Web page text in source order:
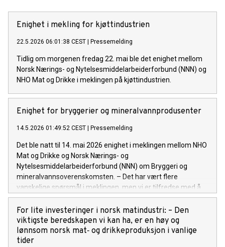
Enighet i mekling for kjøttindustrien
22.5.2026 06:01:38 CEST Pressemelding
Tidlig om morgenen fredag 22. mai ble det enighet mellom
Norsk Nærings- og Nytelsesmiddelarbeiderforbund (NNN) og
NHO Mat og Drikke i meklingen på kjøttindustrien.
Enighet for bryggerier og mineralvannprodusenter
14.5.2026 01:49:52 CEST Pressemelding
Det ble natt til 14. mai 2026 enighet i meklingen mellom NHO
Mat og Drikke og Norsk Nærings- og
Nytelsesmiddelarbeiderforbund (NNN) om Bryggeri og
mineralvannsoverenskomsten. – Det har vært flere
vanskelige spørsmål i meklingen, men vi er tilfredse med å
ha fått en løsning og unngått streik, sier Petter Haas Brubakk
i NHO Mat og Drikke.
For lite investeringer i norsk matindustri: – Den
viktigste beredskapen vi kan ha, er en høy og
lønnsom norsk mat‑ og drikkeproduksjon i vanlige
tider